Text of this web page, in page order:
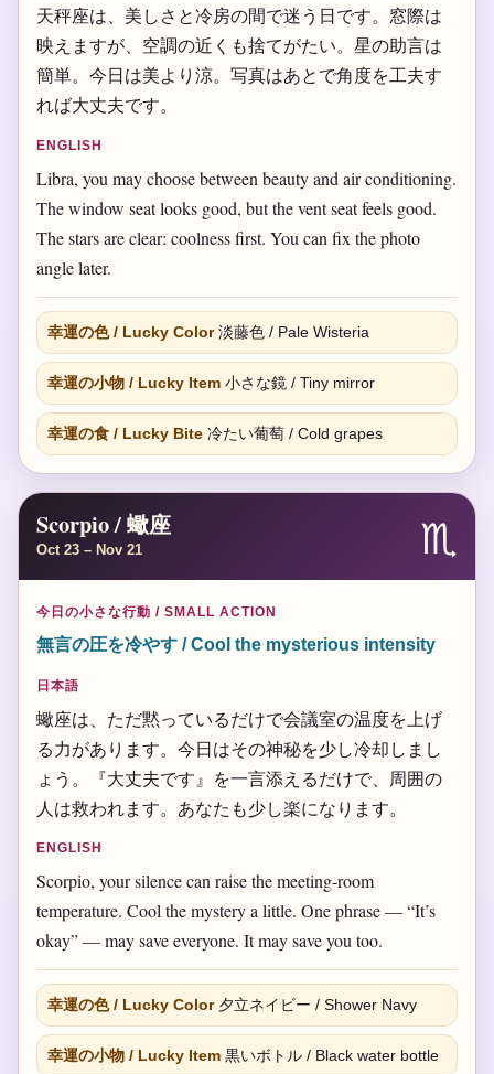
天秤座は、美しさと冷房の間で迷う日です。窓際は
映えますが、空調の近くも捨てがたい。星の助言は
簡単。今日は美より涼。写真はあとで角度を工夫す
れば大丈夫です。
ENGLISH
Libra, you may choose between beauty and air conditioning.
The window seat looks good, but the vent seat feels good.
The stars are clear: coolness first. You can fix the photo
angle later.
幸運の色 / Lucky Color淡藤色 / Pale Wisteria
幸運の小物 / Lucky Item小さな鏡 / Tiny mirror
幸運の食 / Lucky Bite冷たい葡萄 / Cold grapes
Scorpio / 蠍座
Oct 23 – Nov 21 ♏
今日の小さな行動 / SMALL ACTION
無言の圧を冷やす / Cool the mysterious intensity
日本語
蠍座は、ただ黙っているだけで会議室の温度を上げ
る力があります。今日はその神秘を少し冷却しまし
ょう。『大丈夫です』を一言添えるだけで、周囲の
人は救われます。あなたも少し楽になります。
ENGLISH
Scorpio, your silence can raise the meeting-room
temperature. Cool the mystery a little. One phrase — “It’s
okay” — may save everyone. It may save you too.
幸運の色 / Lucky Color夕立ネイビー / Shower Navy
幸運の小物 / Lucky Item黒いボトル / Black water bottle